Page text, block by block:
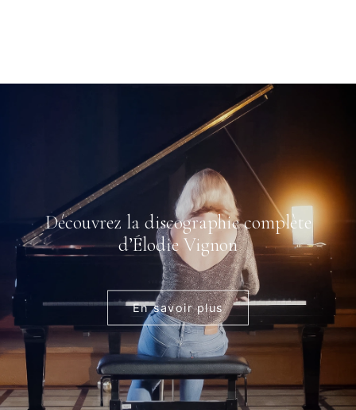
Découvrez la discographie complète
d’Élodie Vignon
En savoir plus